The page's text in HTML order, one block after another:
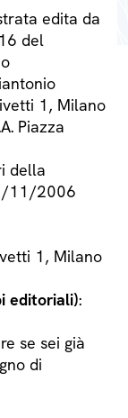
edita da
del
1, Milano
Piazza
della
11/2006
1, Milano
editoriali):
se sei già
di